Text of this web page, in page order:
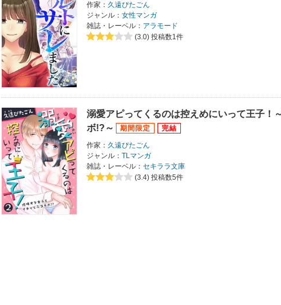
作家： 久遠ぴたごん
ジャンル： 女性マンガ
雑誌・レーベル： アラモード
(3.0) 投稿数1件
溺愛アピってくるのは控えめにいって王子！
ボ!?～
作家： 久遠ぴたごん
ジャンル： TLマンガ
雑誌・レーベル： セキララ文庫
(3.4) 投稿数5件